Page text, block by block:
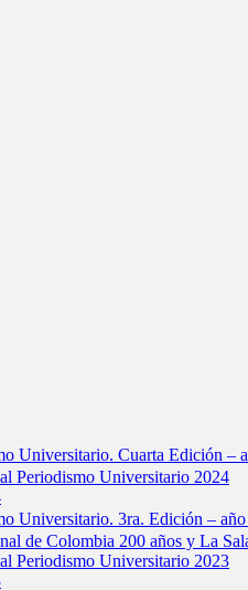
Universitario. Cuarta Edición –
Periodismo Universitario 2024
Universitario. 3ra. Edición –
de Colombia 200 años y La
Periodismo Universitario 2023